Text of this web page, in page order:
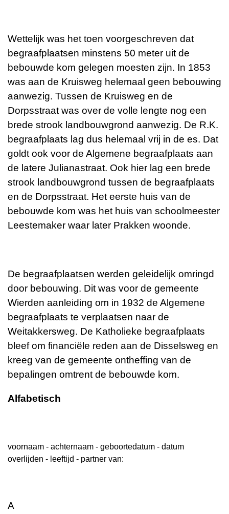
Wettelijk was het toen voorgeschreven dat
begraafplaatsen minstens 50 meter uit de
bebouwde kom gelegen moesten zijn. In 1853
was aan de Kruisweg helemaal geen bebouwing
aanwezig. Tussen de Kruisweg en de
Dorpsstraat was over de volle lengte nog een
brede strook landbouwgrond aanwezig. De R.K.
begraafplaats lag dus helemaal vrij in de es. Dat
goldt ook voor de Algemene begraafplaats aan
de latere Julianastraat. Ook hier lag een brede
strook landbouwgrond tussen de begraafplaats
en de Dorpsstraat. Het eerste huis van de
bebouwde kom was het huis van schoolmeester
Leestemaker waar later Prakken woonde.
De begraafplaatsen werden geleidelijk omringd
door bebouwing. Dit was voor de gemeente
Wierden aanleiding om in 1932 de Algemene
begraafplaats te verplaatsen naar de
Weitakkersweg. De Katholieke begraafplaats
bleef om financiёle reden aan de Disselsweg en
kreeg van de gemeente ontheffing van de
bepalingen omtrent de bebouwde kom.
Alfabetisch
voornaam - achternaam - geboortedatum - datum
overlijden - leeftijd - partner van:
A